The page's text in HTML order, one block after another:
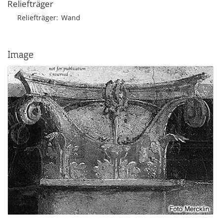
Reliefträger
Reliefträger Wand
Image